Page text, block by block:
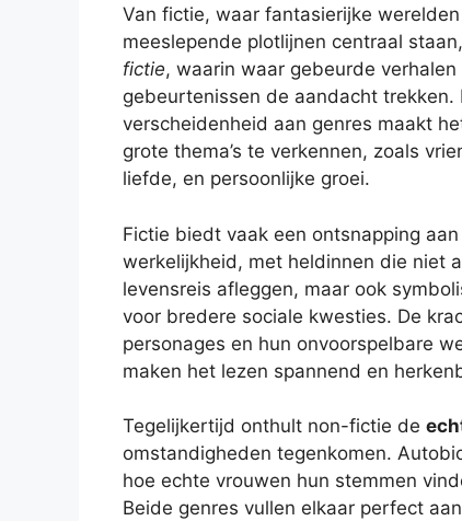
Van fictie, waar fantasierijke
meeslepende plotlijnen centraal
fictie, waarin waar gebeurde verhalen
gebeurtenissen de aandacht trekken.
verscheidenheid aan genres maakt
grote thema’s te verkennen, zoals
liefde, en persoonlijke groei.
Fictie biedt vaak een ontsnapping
werkelijkheid, met heldinnen die niet
levensreis afleggen, maar ook
voor bredere sociale kwesties. De
personages en hun onvoorspelbare
maken het lezen spannend en
Tegelijkertijd onthult non-fictie de
omstandigheden tegenkomen.
hoe echte vrouwen hun stemmen
Beide genres vullen elkaar perfect